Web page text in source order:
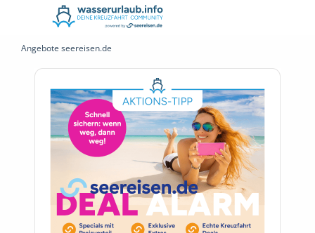
Angebote seereisen.de